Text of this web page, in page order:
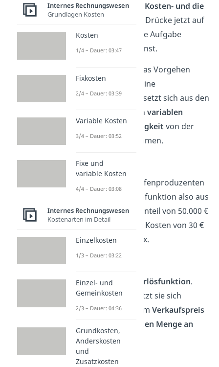
Informationen die Kosten- und die
Erlösfunktion
auf. Drücke jetzt auf
Pause, damit du die Aufgabe
durchrechnen kannst.
Schauen wir uns das Vorgehen
gemeinsam an. Deine
Kostenfunktion K
setzt sich aus den
und den variablen
KosteninAbhängigkeit von der
Stückzahl xzusammen.
K(x) = K
Im Fall des Autoreifenproduzenten
besteht die Kostenfunktion also aus
dem fixen Kostenanteil von 50.000 €
plus den variablen Kosten von 30 €
mal der Stückzahl x.
K(x) = 50.000 + 30x
Kommen wir zur
Erlösfunktion.
Ganz allgemein setzt sie sich
zusammen aus dem Verkaufspreis
verkauften Menge an
Produkten x
E(x) = p · x
Internes Rechnungswesen
Grundlagen Kosten
Kosten
1/4 – Dauer: 03:47
Fixkosten
2/4 – Dauer: 03:39
Variable Kosten
3/4 – Dauer: 03:52
Fixe und
variable Kosten
4/4 – Dauer: 03:08
Internes Rechnungswesen
Kostenarten im Detail
Einzelkosten
1/3 – Dauer: 03:22
Einzel- und
Gemeinkosten
2/3 – Dauer: 04:36
Grundkosten,
Anderskosten
und
Zusatzkosten